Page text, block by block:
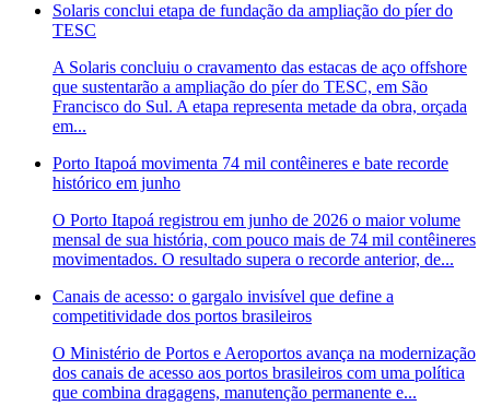
Solaris conclui etapa de fundação da ampliação do píer do
TESC
A Solaris concluiu o cravamento das estacas de aço offshore
que sustentarão a ampliação do píer do TESC, em São
Francisco do Sul. A etapa representa metade da obra, orçada
em...
Porto Itapoá movimenta 74 mil contêineres e bate recorde
histórico em junho
O Porto Itapoá registrou em junho de 2026 o maior volume
mensal de sua história, com pouco mais de 74 mil contêineres
movimentados. O resultado supera o recorde anterior, de...
Canais de acesso: o gargalo invisível que define a
competitividade dos portos brasileiros
O Ministério de Portos e Aeroportos avança na modernização
dos canais de acesso aos portos brasileiros com uma política
que combina dragagens, manutenção permanente e...